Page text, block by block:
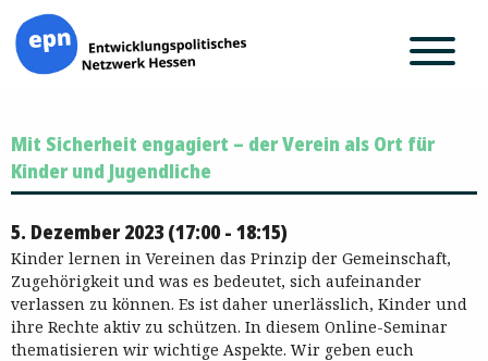
Inhalt
springen
Mit Sicherheit engagiert – der Verein als Ort für
Kinder und Jugendliche
5. Dezember 2023 (17:00 - 18:15)
Kinder lernen in Vereinen das Prinzip der Gemeinschaft,
Zugehörigkeit und was es bedeutet, sich aufeinander
verlassen zu können. Es ist daher unerlässlich, Kinder und
ihre Rechte aktiv zu schützen. In diesem Online-Seminar
thematisieren wir wichtige Aspekte. Wir geben euch